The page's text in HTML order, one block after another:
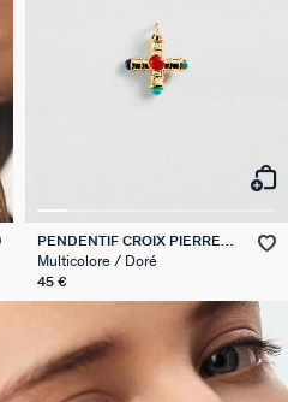
PENDENTIF CROIX PIERRES
NATURELLES
Multicolore / Doré
45 €